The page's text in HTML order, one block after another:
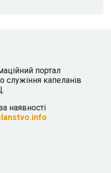
портал
служіння капеланів
наявності